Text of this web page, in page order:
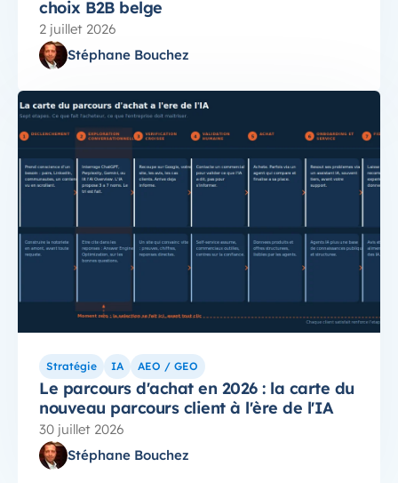
choix B2B belge
2 juillet 2026
Stéphane Bouchez
Stratégie IA AEO / GEO
Le parcours d'achat en 2026 : la carte du
nouveau parcours client à l'ère de l'IA
30 juillet 2026
Stéphane Bouchez